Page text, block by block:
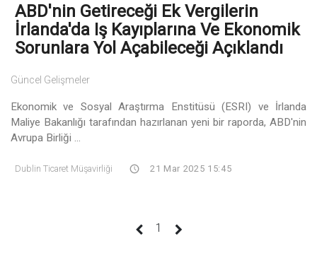
ABD'nin Getireceği Ek Vergilerin
İrlanda'da Iş Kayıplarına Ve Ekonomik
Sorunlara Yol Açabileceği Açıklandı
Güncel Gelişmeler
Ekonomik ve Sosyal Araştırma Enstitüsü (ESRI) ve İrlanda
Maliye Bakanlığı tarafından hazırlanan yeni bir raporda, ABD'nin
Avrupa Birliği ...
Dublin Ticaret Müşavirliği 21 Mar 2025 15:45
1 (current)